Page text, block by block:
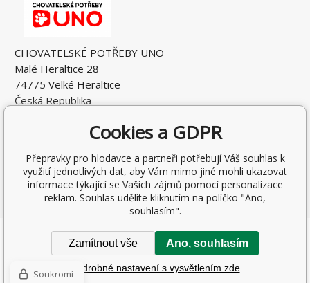
CHOVATELSKÉ POTŘEBY UNO
Malé Heraltice 28
74775 Velké Heraltice
Česká Republika
DIČ: CZ7405265549
Copyright © 2026 Rostislav Hňátek
Všechna práva vyhrazena.
Tvorba a pronájem eshopů BINARGON.cz-Mapa stránek
Cookies a GDPR
Přepravky pro hlodavce a partneři potřebují Váš souhlas k
využití jednotlivých dat, aby Vám mimo jiné mohli ukazovat
informace týkající se Vašich zájmů pomocí personalizace
reklam. Souhlas udělíte kliknutím na políčko "Ano,
souhlasím".
Zamítnout vše Ano, souhlasím
Podrobné nastavení s vysvětlením zde
Soukromí